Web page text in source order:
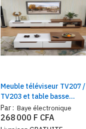
Meuble téléviseur TV207 /
TV203 et table basse
TVB048 assortie blanc
marron
Par : Baye électronique
268 000 F CFA